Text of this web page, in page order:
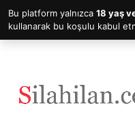
Bu platform yalnızca 18 yaş
kullanarak bu koşulu kabul